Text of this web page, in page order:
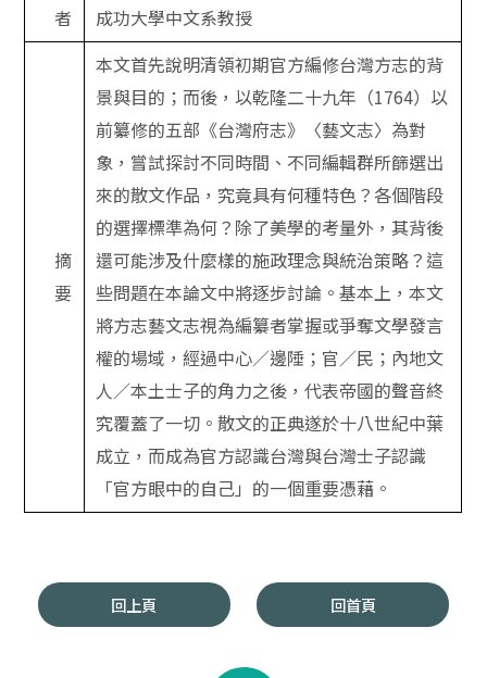
者
成功大學中文系教授
摘
要
本文首先說明清領初期官方編修台灣方志的背
景與目的；而後，以乾隆二十九年（1764）以
前纂修的五部《台灣府志》〈藝文志〉為對
象，嘗試探討不同時間、不同編輯群所篩選出
來的散文作品，究竟具有何種特色？各個階段
的選擇標準為何？除了美學的考量外，其背後
還可能涉及什麼樣的施政理念與統治策略？這
些問題在本論文中將逐步討論。基本上，本文
將方志藝文志視為編纂者掌握或爭奪文學發言
權的場域，經過中心／邊陲；官／民；內地文
人／本土士子的角力之後，代表帝國的聲音終
究覆蓋了一切。散文的正典遂於十八世紀中葉
成立，而成為官方認識台灣與台灣士子認識
「官方眼中的自己」的一個重要憑藉。
回上頁 回首頁